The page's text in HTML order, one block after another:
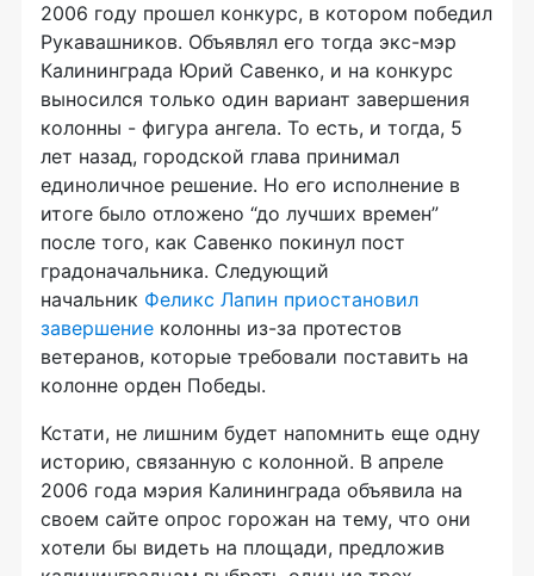
2006 году прошел конкурс, в котором победил
Рукавашников. Объявлял его тогда экс-мэр
Калининграда Юрий Савенко, и на конкурс
выносился только один вариант завершения
колонны - фигура ангела. То есть, и тогда, 5
лет назад, городской глава принимал
единоличное решение. Но его исполнение в
итоге было отложено “до лучших времен”
после того, как Савенко покинул пост
градоначальника. Следующий
начальник Феликс Лапин приостановил
завершение колонны из-за протестов
ветеранов, которые требовали поставить на
колонне орден Победы.
Кстати, не лишним будет напомнить еще одну
историю, связанную с колонной. В апреле
2006 года мэрия Калининграда объявила на
своем сайте опрос горожан на тему, что они
хотели бы видеть на площади, предложив